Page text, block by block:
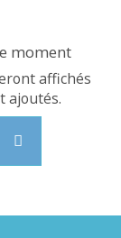
moment
affichés
ajoutés.